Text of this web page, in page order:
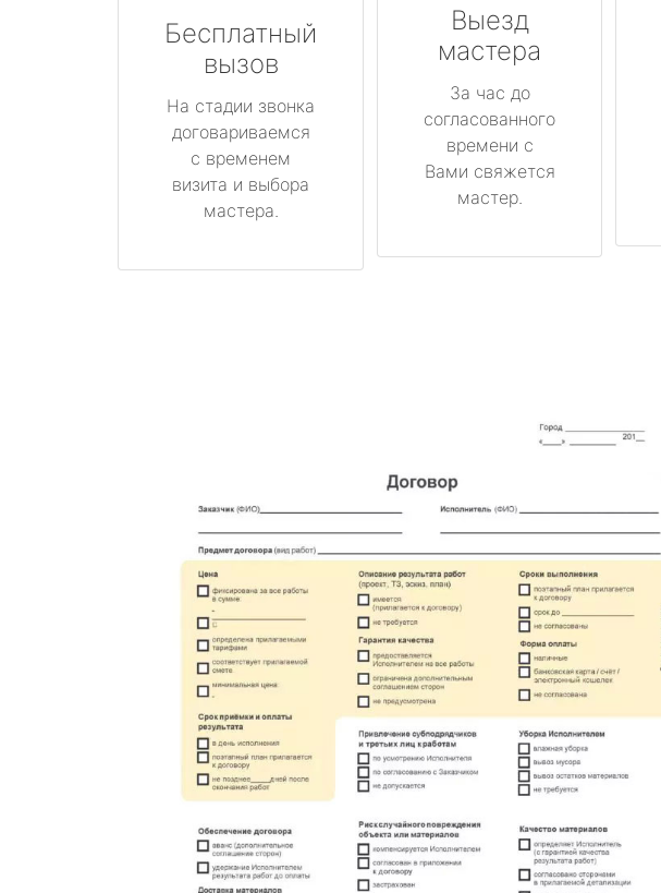
Бесплатный
вызов
На стадии звонка
договариваемся
с временем
визита и выбора
мастера.
Выезд
мастера
За час до
согласованного
времени с
Вами свяжется
мастер.